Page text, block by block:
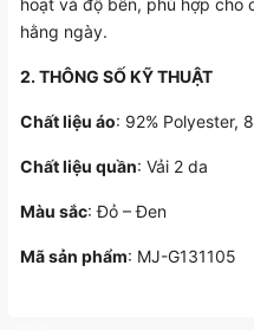
hoạt và độ bền, phù hợp cho
hằng ngày.
2. THÔNG SỐ KỸ THUẬT
Chất liệu áo: 92% Polyester,
Chất liệu quần: Vải 2 da
Màu sắc: Đỏ – Đen
Mã sản phẩm: MJ-G131105